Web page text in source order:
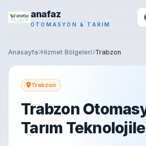
anafaz
OTOMASYON & TARIM
Anasayfa Hizmet Bölgeleri Trabzon
Trabzon
Trabzon
Tarım